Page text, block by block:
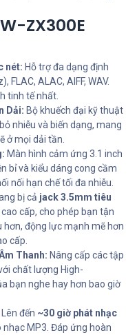
ZX300E
nét: Hỗ trợ đa dạng định
FLAC, ALAC, AIFF, WAV.
tinh tế nhất.
Dải: Bộ khuếch đại kỹ thuật
nhiễu và biến dạng, mang
ở mọi dải tần.
Màn hình cảm ứng 3.1 inch
bỉ và kiểu dáng cong cầm
nối hạn chế tối đa nhiễu.
bị cả jack 3.5mm tiêu
cao cấp, cho phép bạn tận
động lực mạnh mẽ hơn
cấp.
Thanh: Nâng cấp các tập
chất lượng High-
bạn nghe hay hơn bao giờ
Lên đến ~30 giờ phát nhạc
nhạc MP3. Đáp ứng hoàn